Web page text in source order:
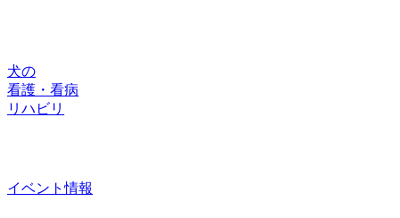
犬の
看護・看病
リハビリ
イベント情報